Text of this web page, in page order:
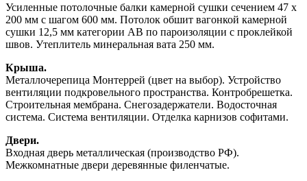
Усиленные потолочные балки камерной сушки сечением 47 х
200 мм с шагом 600 мм. Потолок обшит вагонкой камерной
сушки 12,5 мм категории АВ по пароизоляции с проклейкой
швов. Утеплитель минеральная вата 250 мм.
Крыша.
Металлочерепица Монтеррей (цвет на выбор). Устройство
вентиляции подкровельного пространства. Контробрешетка.
Строительная мембрана. Снегозадержатели. Водосточная
система. Система вентиляции. Отделка карнизов софитами.
Двери.
Входная дверь металлическая (производство РФ).
Межкомнатные двери деревянные филенчатые.